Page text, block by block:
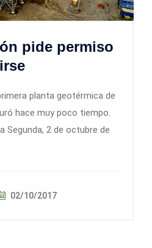
pide permiso
planta geotérmica de
hace muy poco tiempo.
Segunda, 2 de octubre de
02/10/2017